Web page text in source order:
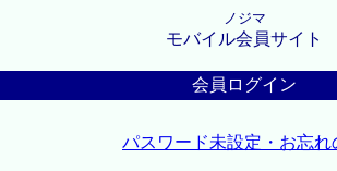
ノジマ
モバイル会員サイト
会員ログイン
パスワード未設定・お忘れ